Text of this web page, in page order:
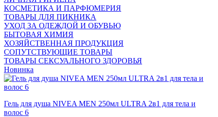
КОСМЕТИКА И ПАРФЮМЕРИЯ
ТОВАРЫ ДЛЯ ПИКНИКА
УХОД ЗА ОДЕЖДОЙ И ОБУВЬЮ
БЫТОВАЯ ХИМИЯ
ХОЗЯЙСТВЕННАЯ ПРОДУКЦИЯ
СОПУТСТВУЮЩИЕ ТОВАРЫ
ТОВАРЫ СЕКСУАЛЬНОГО ЗДОРОВЬЯ
Новинка
Гель для душа NIVEA MEN 250мл ULTRA 2в1 для тела и
волос 6